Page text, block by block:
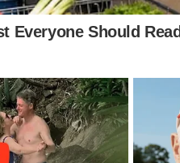
Everyone Should Read